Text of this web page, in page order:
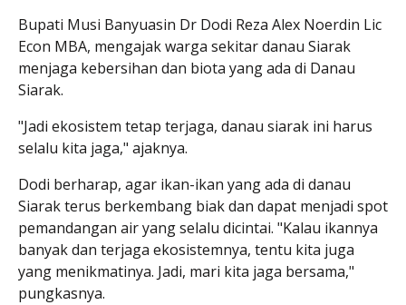
Bupati Musi Banyuasin Dr Dodi Reza Alex Noerdin Lic
Econ MBA, mengajak warga sekitar danau Siarak
menjaga kebersihan dan biota yang ada di Danau
Siarak.
"Jadi ekosistem tetap terjaga, danau siarak ini harus
selalu kita jaga," ajaknya.
Dodi berharap, agar ikan-ikan yang ada di danau
Siarak terus berkembang biak dan dapat menjadi spot
pemandangan air yang selalu dicintai. "Kalau ikannya
banyak dan terjaga ekosistemnya, tentu kita juga
yang menikmatinya. Jadi, mari kita jaga bersama,"
pungkasnya.